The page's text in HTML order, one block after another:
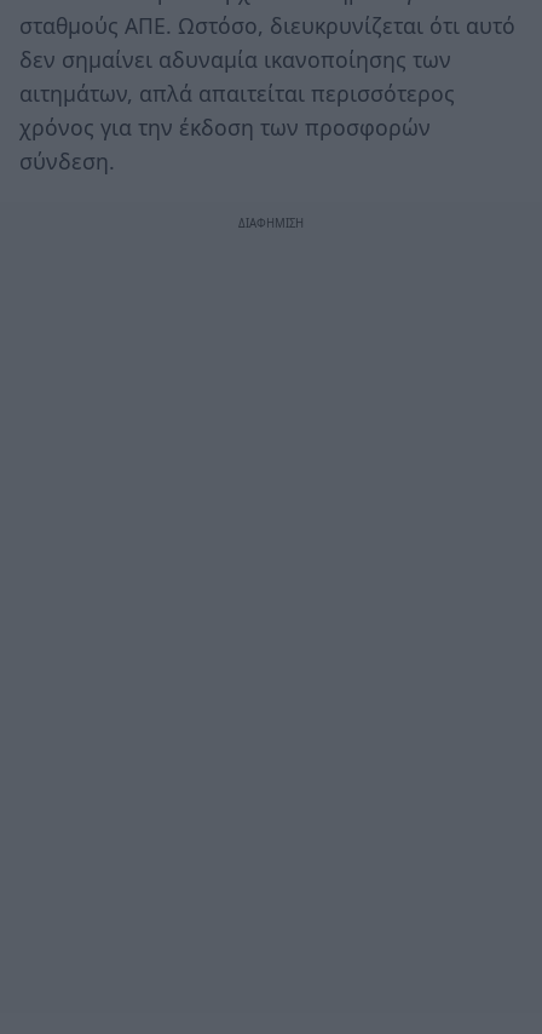
σταθμούς ΑΠΕ. Ωστόσο, διευκρυνίζεται ότι αυτό
δεν σημαίνει αδυναμία ικανοποίησης των
αιτημάτων, απλά απαιτείται περισσότερος
χρόνος για την έκδοση των προσφορών
σύνδεση.